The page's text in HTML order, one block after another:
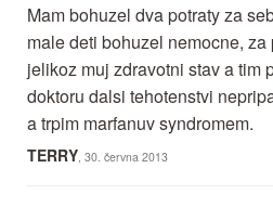
Mam bohuzel dva potraty za
male deti bohuzel nemocne,
jelikoz muj zdravotni stav a tim
doktoru dalsi tehotenstvi
a trpim marfanuv syndromem.
TERRY , 30. června 2013